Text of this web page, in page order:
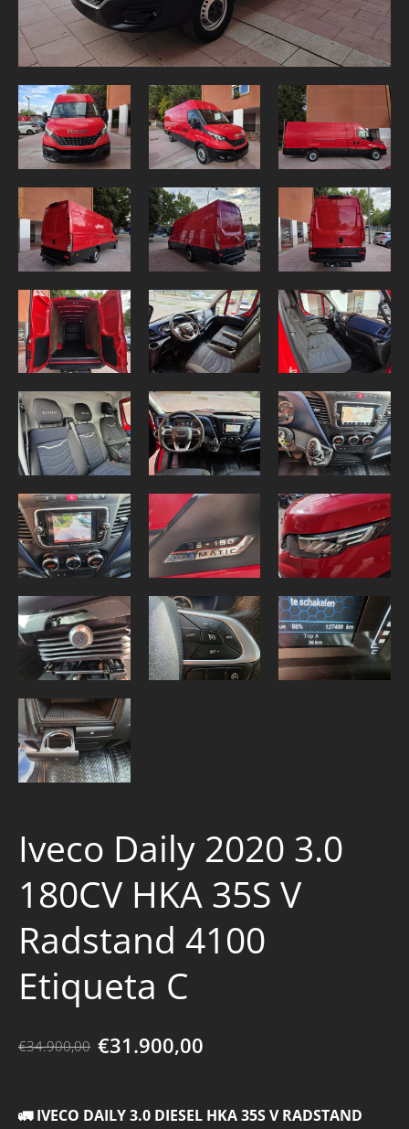
Iveco Daily 2020 3.0
180CV HKA 35S V
Radstand 4100
Etiqueta C
€34.900,00 €31.900,00
🚛 IVECO DAILY 3.0 DIESEL HKA 35S V RADSTAND